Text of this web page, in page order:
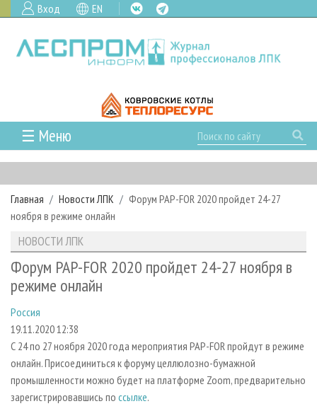
Вход EN
☰ Меню
ГЛАВНАЯ
РУБРИКИ И ТЕМЫ
РУБРИКИ ЖУРНАЛА
ЛЕСОЗАГОТОВКА
ЛЕСОПИЛЕНИЕ
СУШКА ДРЕВЕСИНЫ
ПРОИЗВОДСТВО ДРЕВЕСНЫХ ПЛИТ
ДЕРЕВЯННОЕ ДОМОСТРОЕНИЕ
ПРОИЗВОДСТВО МЕБЕЛИ
НОВОСТИ
НОВОСТИ ЛПК
НОВОСТИ ЖУРНАЛА
ПРОЕКТЫ ЛПИ
АНАЛИТИКА
ПРЕДПРИЯТИЯ ЛПК
ПЕРСОНЫ
МОБИЛЬНЫЕ ВЫСТАВКИ
ОФИЦИАЛЬНЫЕ ДЕЛЕГАЦИИ
ПРИОРИТЕТНЫЕ ИНВЕСТПРОЕКТЫ
АРХИВ
АРХИВ ЖУРНАЛОВ
О ЖУРНАЛЕ
КОНТАКТЫ
РЕКЛАМОДАТЕЛЯМ
РЕКЛАМА
РЕКЛАМА НА САЙТЕ
Главная Новости ЛПК
Форум PAP-FOR 2020 пройдет 24-27
ноября в режиме онлайн
НОВОСТИ ЛПК
Форум PAP-FOR 2020 пройдет 24-27 ноября в
режиме онлайн
Россия
19.11.2020 12:38
С 24 по 27 ноября 2020 года мероприятия PAP-FOR пройдут в режиме
онлайн. Присоединиться к форуму целлюлозно-бумажной
промышленности можно будет на платформе Zoom, предварительно
зарегистрировавшись по ссылке.